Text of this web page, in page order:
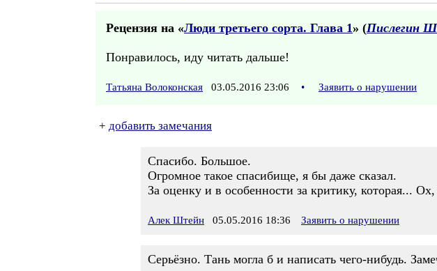
Рецензия на «Люди третьего сорта. Глава 1» (Пислегин
Понравилось, иду читать дальше!
Татьяна Волоконская 03.05.2016 23:06 • Заявить о нарушении
+ добавить замечания
Спасибо. Большое.
Огромное такое спасибище, я бы даже сказал.
За оценку и в особенности за критику, которая...
Алек Штейн 05.05.2016 18:36 Заявить о нарушении
Серьёзно. Тань могла б и написать чего-нибудь.